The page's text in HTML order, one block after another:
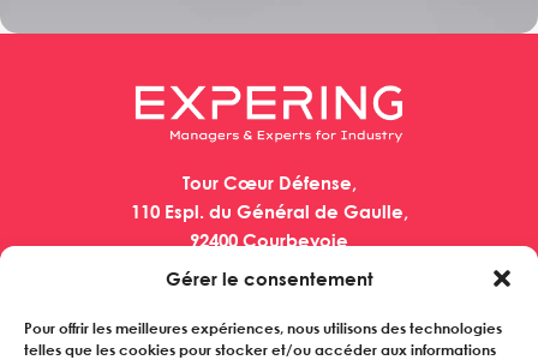
Gérer le consentement
Pour offrir les meilleures expériences, nous utilisons des technologies
telles que les cookies pour stocker et/ou accéder aux informations
Tour Cœur Défense,
110 Espl. du Général de Gaulle,
92400 Courbevoie
QUI SOMMES-NOUS